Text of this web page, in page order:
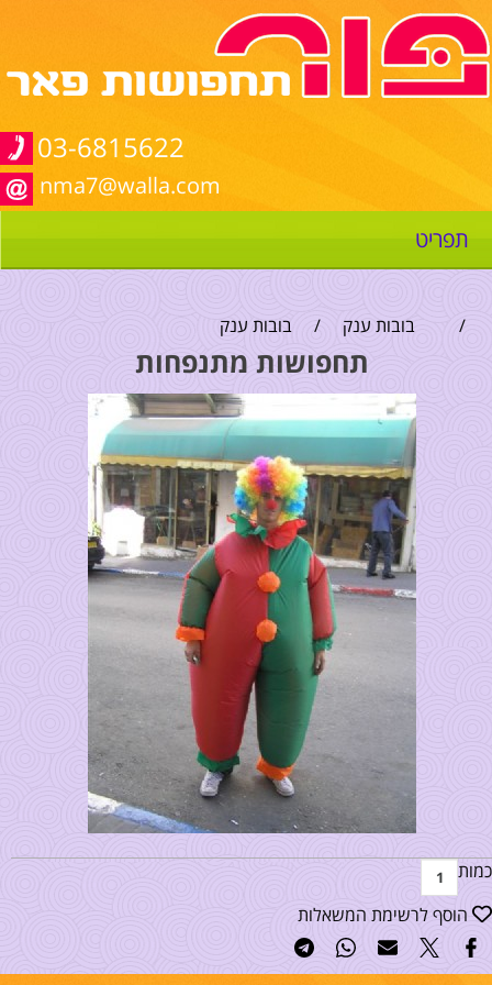
03-6815622
nma7@walla.com
תפריט
/ בובות ענק / בובות ענק
תחפושות מתנפחות
כמות
הוסף לרשימת המשאלות